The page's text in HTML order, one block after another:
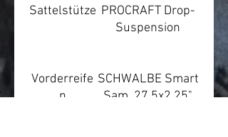
Sattelstütze PROCRAFT Drop-
Suspension
Vorderreife
n
SCHWALBE Smart
Sam, 27.5x2.25"